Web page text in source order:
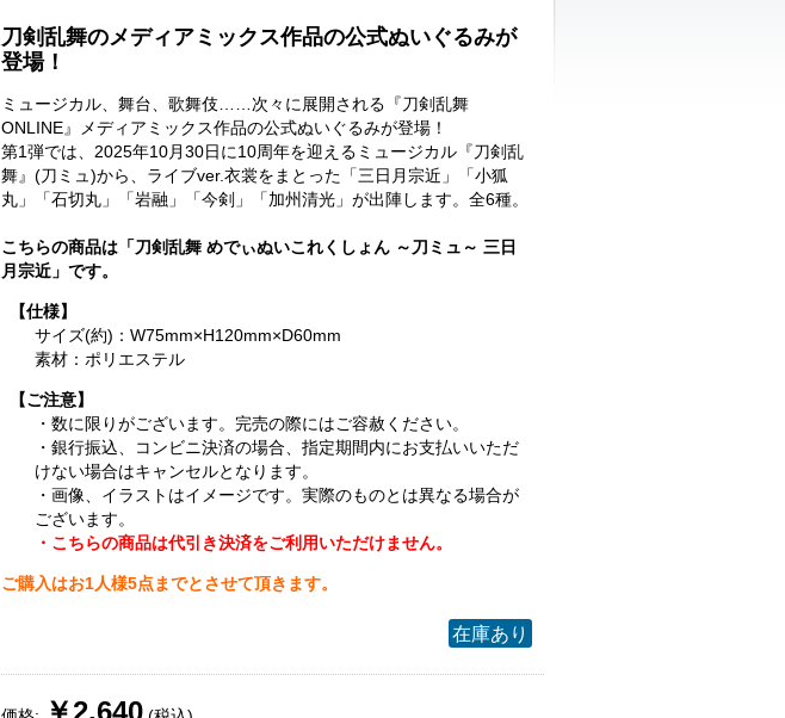
刀剣乱舞のメディアミックス作品の公式ぬいぐるみが
登場！
ミュージカル、舞台、歌舞伎……次々に展開される『刀剣乱舞
ONLINE』メディアミックス作品の公式ぬいぐるみが登場！
第1弾では、2025年10月30日に10周年を迎えるミュージカル『刀剣乱
舞』(刀ミュ)から、ライブver.衣裳をまとった「三日月宗近」「小狐
丸」「石切丸」「岩融」「今剣」「加州清光」が出陣します。全6種。
こちらの商品は「刀剣乱舞 めでぃぬいこれくしょん ～刀ミュ～ 三日
月宗近」です。
【仕様】
サイズ(約)：W75mm×H120mm×D60mm
素材：ポリエステル
【ご注意】
・数に限りがございます。完売の際にはご容赦ください。
・銀行振込、コンビニ決済の場合、指定期間内にお支払いいただ
けない場合はキャンセルとなります。
・画像、イラストはイメージです。実際のものとは異なる場合が
ございます。
・こちらの商品は代引き決済をご利用いただけません。
ご購入はお1人様5点までとさせて頂きます。
在庫あり